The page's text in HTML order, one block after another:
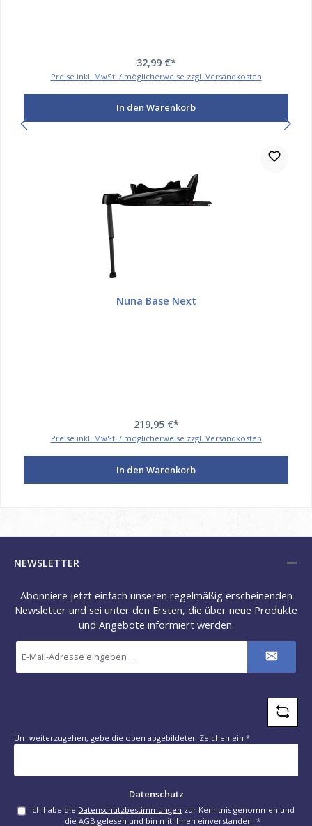
32,99 €*
Preise inkl. MwSt. / möglicherweise zzgl. Versandkosten
In den Warenkorb
Nuna Base Next
219,95 €*
Preise inkl. MwSt. / möglicherweise zzgl. Versandkosten
In den Warenkorb
NEWSLETTER
Abonniere jetzt einfach unseren regelmäßig erscheinenden
Newsletter und sei unter den Ersten, die über neue Produkte
und Angebote informiert werden.
E-
Mail-
Um weiterzugehen, gebe die oben abgebildeten Zeichen ein *
Datenschutz
Ich habe die Datenschutzbestimmungen zur Kenntnis genommen und
dieAGB gelesen und bin mit ihnen einverstanden.*